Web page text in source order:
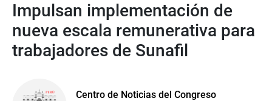
Impulsan implementación de
nueva escala remunerativa para
trabajadores de Sunafil
Centro de Noticias del Congreso